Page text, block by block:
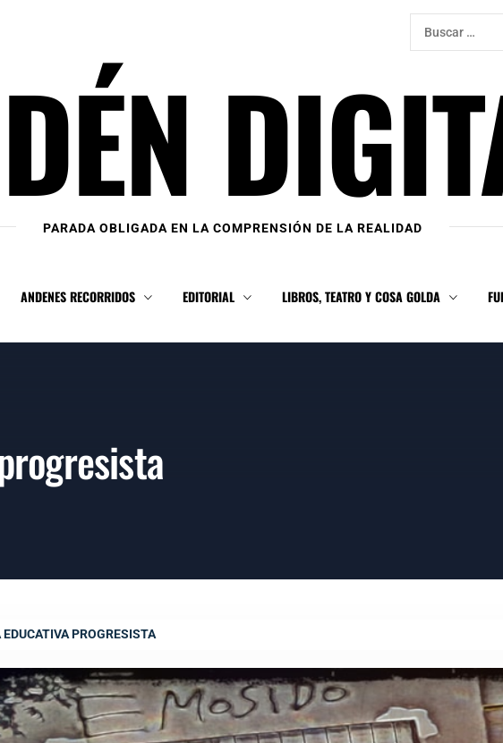
Buscar:
PARADA OBLIGADA EN LA COMPRENSIÓN DE LA REALIDAD
ANDENES RECORRIDOS EDITORIAL LIBROS, TEATRO Y COSA GOLDA
EDUCATIVA PROGRESISTA